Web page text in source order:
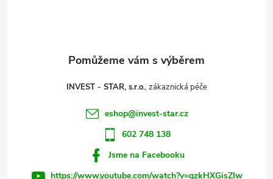
INVEST - STAR, s.r.o.
eshop@invest-star.cz
602 748 138
Jsme na Facebooku
https://www.youtube.com/watch?v=qzkHXGisZIw